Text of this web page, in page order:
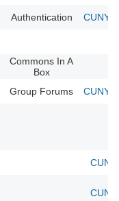
Authentication CUNY
Commons In A
Box
Group Forums CUNY